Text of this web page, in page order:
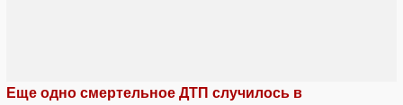
Еще одно смертельное ДТП случилось в